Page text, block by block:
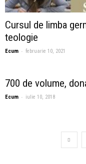
Cursul de limba
teologie
Ecum - februarie 10, 2021
700 de volume,
Ecum - iulie 10, 2018